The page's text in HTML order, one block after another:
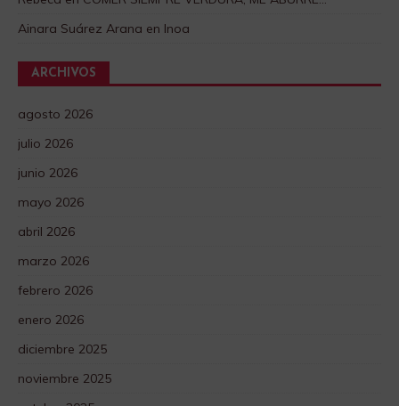
Ainara Suárez Arana en Inoa
ARCHIVOS
agosto 2026
julio 2026
junio 2026
mayo 2026
abril 2026
marzo 2026
febrero 2026
enero 2026
diciembre 2025
noviembre 2025